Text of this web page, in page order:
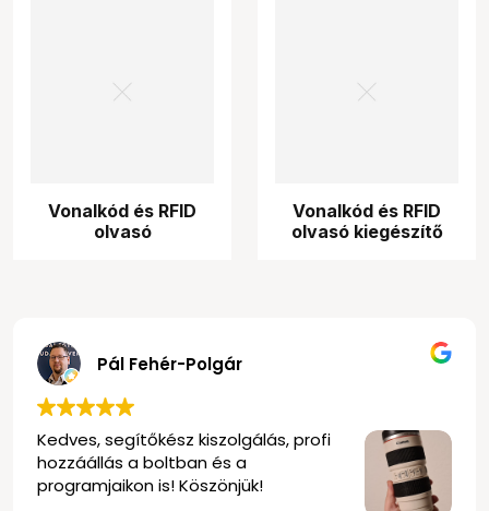
Vonalkód és RFID
olvasó
Vonalkód és RFID
olvasó kiegészítő
Pál Fehér-Polgár
Kedves, segítőkész kiszolgálás, profi
hozzáállás a boltban és a
programjaikon is! Köszönjük!